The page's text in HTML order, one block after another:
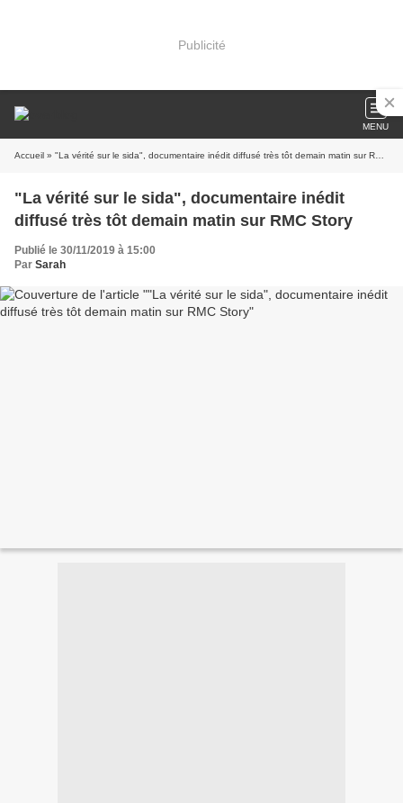
Publicité
MENU
Accueil » "La vérité sur le sida", documentaire inédit diffusé très tôt demain matin sur RMC Story
"La vérité sur le sida", documentaire inédit
diffusé très tôt demain matin sur RMC Story
Publié le 30/11/2019 à 15:00
Par Sarah